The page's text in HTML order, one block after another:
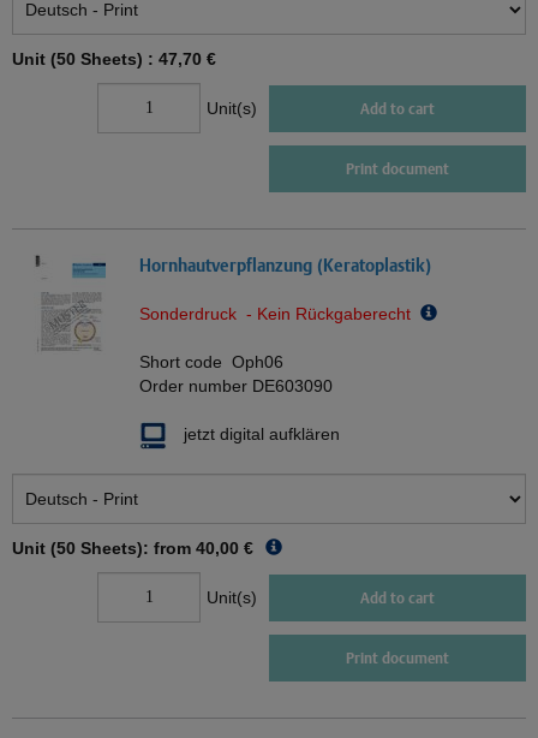
Unit (50 Sheets) : 47,70 €
Unit(s) Add to cart
Print document
Hornhautverpflanzung (Keratoplastik)
Sonderdruck - Kein Rückgaberecht
Short code Oph06
Order number DE603090
jetzt digital aufklären
Unit (50 Sheets): from 40,00 €
Unit(s) Add to cart
Print document